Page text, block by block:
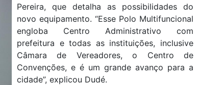
Pereira, que detalha as possibilidades do
novo equipamento. “Esse Polo Multifuncional
engloba Centro Administrativo com
prefeitura e todas as instituições, inclusive
Câmara de Vereadores, o Centro de
Convenções, e é um grande avanço para a
cidade”, explicou Dudé.